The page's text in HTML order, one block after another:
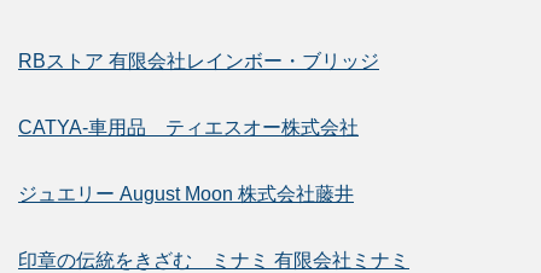
RBストア 有限会社レインボー・ブリッジ
CATYA-車用品 ティエスオー株式会社
ジュエリー August Moon 株式会社藤井
印章の伝統をきざむ ミナミ 有限会社ミナミ